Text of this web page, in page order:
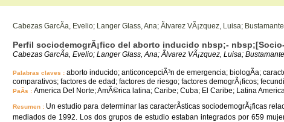
Cabezas GarcÃ­a, Evelio; Langer Glass, Ana; Ãlvarez VÃ¡zquez, Luisa;
Perfil sociodemogrÃ¡fico del aborto inducido nbsp;-
Cabezas GarcÃ­a, Evelio; Langer Glass, Ana; Ãlvarez VÃ¡zquez, Luisa;
Palabras claves : aborto inducido; anticoncepciÃ³n de emergencia; biologÃ­a;
comparativos; factores de edad; factores de riesgo; factores demogrÃ¡ficos;
PaÃ­s : America Del Norte; AmÃ©rica latina; Caribe; Cuba; El Caribe; Latina
Resumen : Un estudio para determinar las caracterÃ­sticas sociodemogrÃ¡ficas
mediados de 1992. Los dos grupos de estudio estaban integrados por 659